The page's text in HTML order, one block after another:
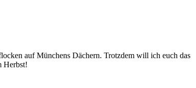
auf Münchens Dächern. Trotzdem will ich euch das
Herbst!